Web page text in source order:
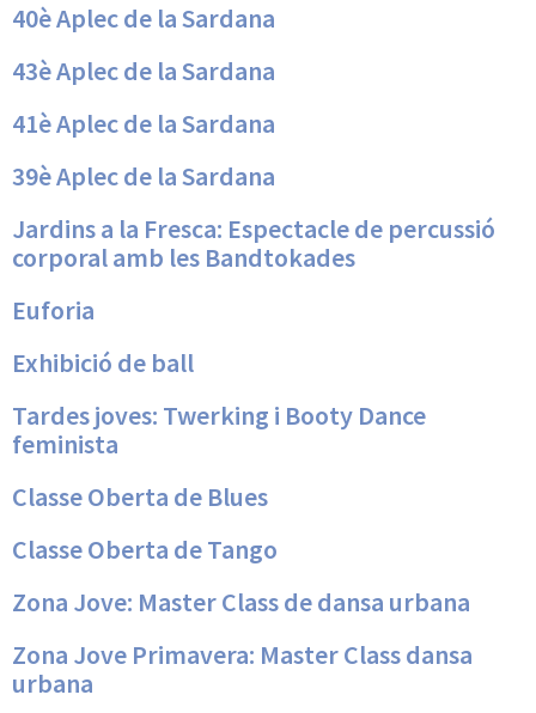
40è Aplec de la Sardana
43è Aplec de la Sardana
41è Aplec de la Sardana
39è Aplec de la Sardana
Jardins a la Fresca: Espectacle de percussió
corporal amb les Bandtokades
Euforia
Exhibició de ball
Tardes joves: Twerking i Booty Dance
feminista
Classe Oberta de Blues
Classe Oberta de Tango
Zona Jove: Master Class de dansa urbana
Zona Jove Primavera: Master Class dansa
urbana